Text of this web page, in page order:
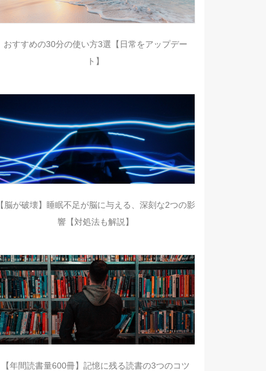
おすすめの30分の使い方3選【日常をアップデー
ト】
【脳が破壊】睡眠不足が脳に与える、深刻な2つの影
響【対処法も解説】
【年間読書量600冊】記憶に残る読書の3つのコツ